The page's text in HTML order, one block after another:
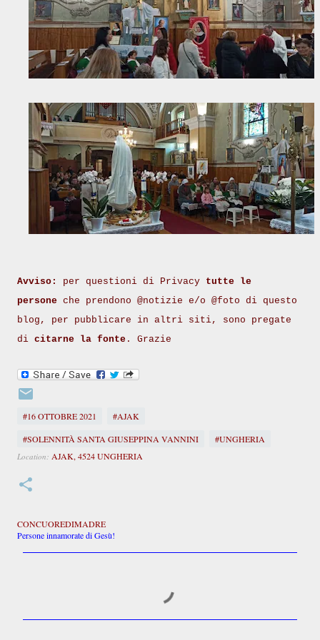
Avviso: per questioni di Privacy tutte le
persone che prendono @notizie e/o @foto di questo
blog, per pubblicare in altri siti, sono pregate
di citarne la fonte . Grazie
#16 OTTOBRE 2021
#AJAK
#SOLENNITÀ SANTA GIUSEPPINA VANNINI
#UNGHERIA
Location: AJAK, 4524 UNGHERIA
CONCUOREDIMADRE
Persone innamorate di Gesù!